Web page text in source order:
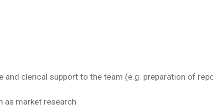
and clerical support to the team (e.g. preparation of
as market research